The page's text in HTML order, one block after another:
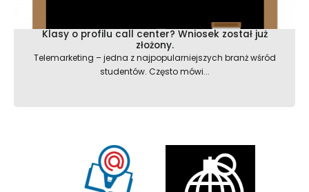
Klasy o profilu call center? Wniosek został już
złożony.
Telemarketing – jedna z najpopularniejszych branż wśród
studentów. Często mówi...